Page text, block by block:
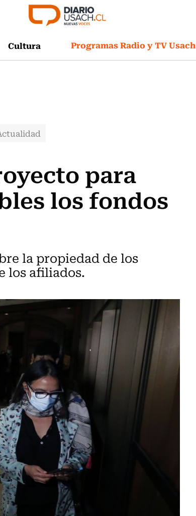
Cultura Programas Radio y TV Usach
para
los fondos
la propiedad de los
los afiliados.